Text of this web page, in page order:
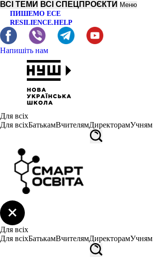
ВСІ ТЕМИ ВСІ СПЕЦПРОЄКТИ Меню
ПИШЕМО ЕСЕ
RESILIENCE.HELP
Напишіть нам
Для всіх
Для всіхБатькамВчителямДиректорамУчням
Для всіх
Для всіхБатькамВчителямДиректорамУчням